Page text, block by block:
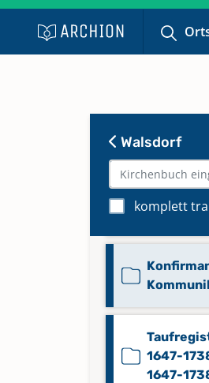
Walsdorf
komplett
1647-
1647-